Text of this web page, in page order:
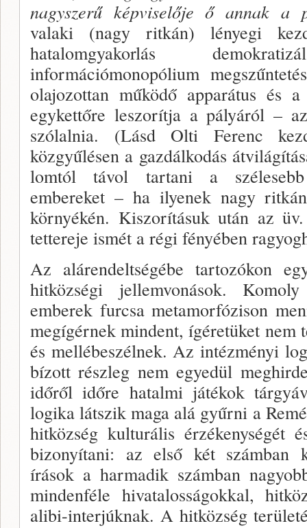
nagyszerű képvi­selője ő annak a
valaki (nagy ritkán) lényegi
hatalomgyakor­lás
információmonopólium
olajozottan működő apparátus és a
egykettőre leszorítja a pályáról –
szólalnia. (Lásd Olti Ferenc
közgyűlésen a gazdálkodás
lomtól távol tartani a szélesebb
embereket – ha ilye­nek nagy
környékén. Kiszorításuk után az
tettereje is­mét a régi fényében
Az alárendeltségébe tartozókon
hitközségi jel­lemvonások.
emberek furcsa metamorfózi­son
megígérnek mindent, ígéretüket nem
és mellé­beszélnek. Az intézményi
bízott részleg nem egyedül
időről időre hatalmi játékok
logika lát­szik maga alá gyűrni a
hitközség kulturális ér­zékenységét
bizonyítani: az első két számban
írások a har­madik számban
mindenféle hivatalosságok­kal,
ali­bi-interjúknak. A hitközség